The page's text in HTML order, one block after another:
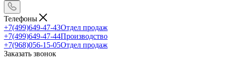
Телефоны
+7(499)649-47-43Отдел продаж
+7(499)649-47-44Производство
+7(968)056-15-05Отдел продаж
Заказать звонок